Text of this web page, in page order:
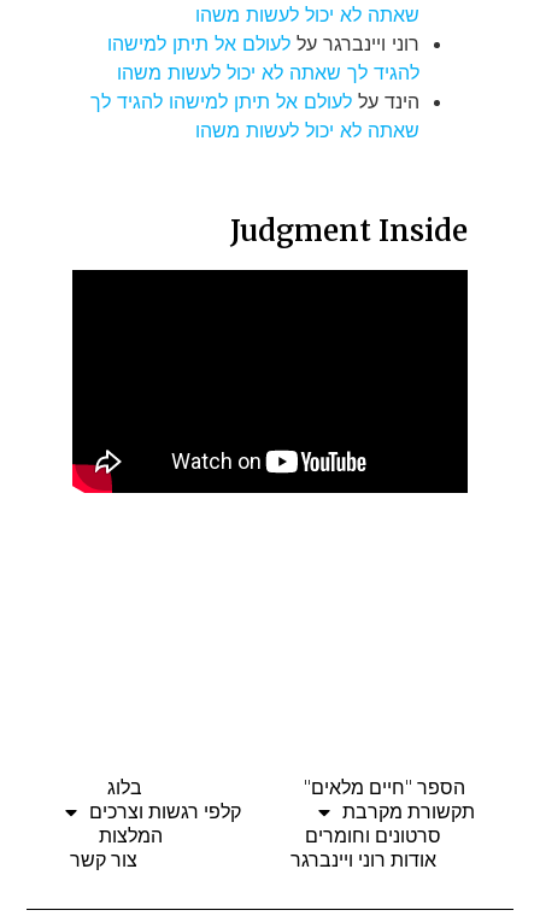
שאתה לא יכול לעשות משהו
רוני ויינברגר על לעולם אל תיתן למישהו
להגיד לך שאתה לא יכול לעשות משהו
הינד על לעולם אל תיתן למישהו להגיד לך
שאתה לא יכול לעשות משהו
Judgment Inside
הספר "חיים מלאים"
בלוג
תקשורת מקרבת
קלפי רגשות וצרכים
סרטונים וחומרים
המלצות
אודות רוני ויינברגר
צור קשר